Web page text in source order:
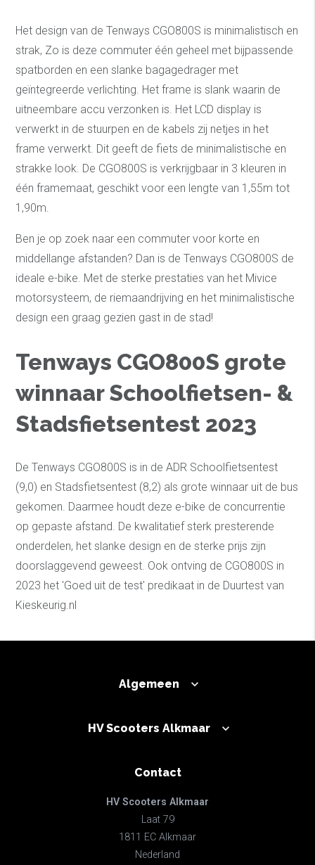
Het design van de Tenways CGO800S is minimalistisch en
strak, Zo is deze commuter één geheel met bijpassende
spatborden en een slanke bagagedrager met
geïntegreerde verlichting. Het frame is slank waarin de
uitneembare accu verzonken is. Het LCD display is
verwerkt in de stuurpen en de kabels zij netjes in het
frame verwerkt. Dit geeft de fiets de minimalistische en
strakke look. De CGO800S is verkrijgbaar in 3 kleuren in
één framemaat, geschikt voor een lengte van 1,55m tot
1,90m.
Ben je op zoek naar een commuter voor korte en
middellange afstanden? Dan is de Tenways CGO800S de
ideale e-bike. Met de sterke prestaties van het Mivice
motorsysteem, de riemaandrijving en het minimalistische
design een graag gezien gast in de stad!
Tenways CGO800S grote
winnaar Schoolfietsen- &
Stadsfietsentest 2023
De Tenways CGO800S is in de ADR Schoolfietsentest
(9,0) en Stadsfietsentest (8,2) als grote winnaar uit de bus
gekomen. Daarmee houdt deze e-bike de concurrentie
op gepaste afstand. De kwalitatief sterk presterende
onderdelen, het slanke design en de sterke prijs zijn
doorslaggevend geweest. Ook ontving de CGO800S in
2023 het 'Goed uit de test' predikaat in de Duurtest van
Kieskeurig.nl
Algemeen
HV Scooters Alkmaar
Contact
HV Scooters Alkmaar
Laat 79
1811 EC Alkmaar
Nederland